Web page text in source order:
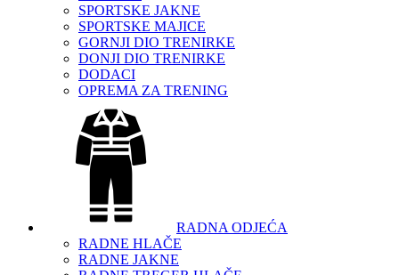
SPORTSKE JAKNE
SPORTSKE MAJICE
GORNJI DIO TRENIRKE
DONJI DIO TRENIRKE
DODACI
OPREMA ZA TRENING
RADNA ODJEĆA
RADNE HLAČE
RADNE JAKNE